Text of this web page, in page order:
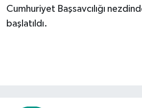
Cumhuriyet Başsavcılığı
başlatıldı.